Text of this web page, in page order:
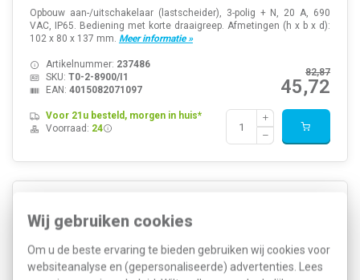
Wij gebruiken cookies
Om u de beste ervaring te bieden gebruiken wij cookies voor
websiteanalyse en (gepersonaliseerde) advertenties. Lees
Opbouw aan-/uitschakelaar (lastscheider), 3-polig + N, 20 A, 690
VAC, IP65. Bediening met korte draaigreep. Afmetingen (h x b x d):
102 x 80 x 137 mm. Meer informatie »
82,87
45,72
Artikelnummer: 237486
SKU: T0-2-8900/I1
EAN: 4015082071097
Voor 21u besteld, morgen in huis*
Voorraad: 24
M20 grijs IP65